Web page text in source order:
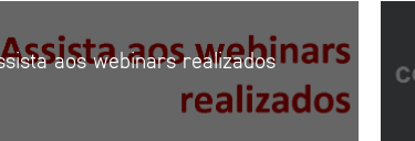
aos webinars realizados